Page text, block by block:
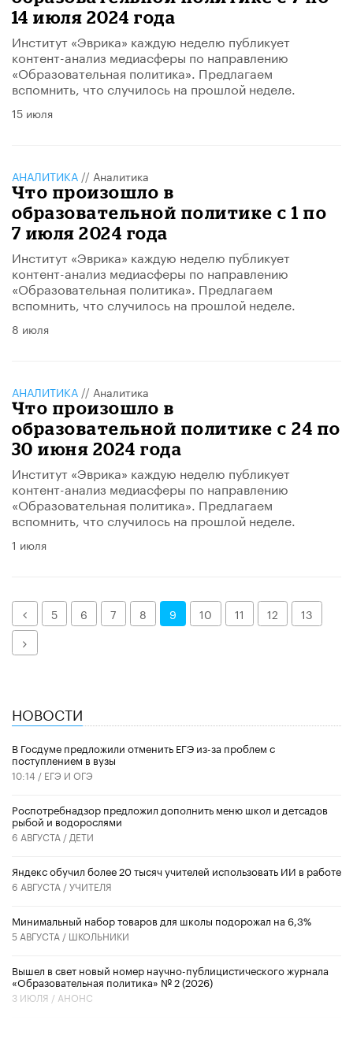
14 июля 2024 года
Институт «Эврика» каждую неделю публикует
контент-анализ медиасферы по направлению
«Образовательная политика». Предлагаем
вспомнить, что случилось на прошлой неделе.
15 июля
АНАЛИТИКА // Аналитика
Что произошло в
образовательной политике с 1 по
7 июля 2024 года
Институт «Эврика» каждую неделю публикует
контент-анализ медиасферы по направлению
«Образовательная политика». Предлагаем
вспомнить, что случилось на прошлой неделе.
8 июля
АНАЛИТИКА // Аналитика
Что произошло в
образовательной политике с 24 по
30 июня 2024 года
Институт «Эврика» каждую неделю публикует
контент-анализ медиасферы по направлению
«Образовательная политика». Предлагаем
вспомнить, что случилось на прошлой неделе.
1 июля
Назад
5 6 7 8 9 10 11 12
13
Далее
НОВОСТИ
В Госдуме предложили отменить ЕГЭ из-за проблем с
поступлением в вузы
10:14 / ЕГЭ И ОГЭ
Роспотребнадзор предложил дополнить меню школ и детсадов
рыбой и водорослями
6 АВГУСТА / ДЕТИ
​Яндекс обучил более 20 тысяч учителей использовать ИИ в работе
6 АВГУСТА /УЧИТЕЛЯ
Минимальный набор товаров для школы подорожал на 6,3%
5 АВГУСТА / ШКОЛЬНИКИ
Вышел в свет новый номер научно-публицистического журнала
«Образовательная политика» № 2 (2026)
3 ИЮЛЯ / АНОНС